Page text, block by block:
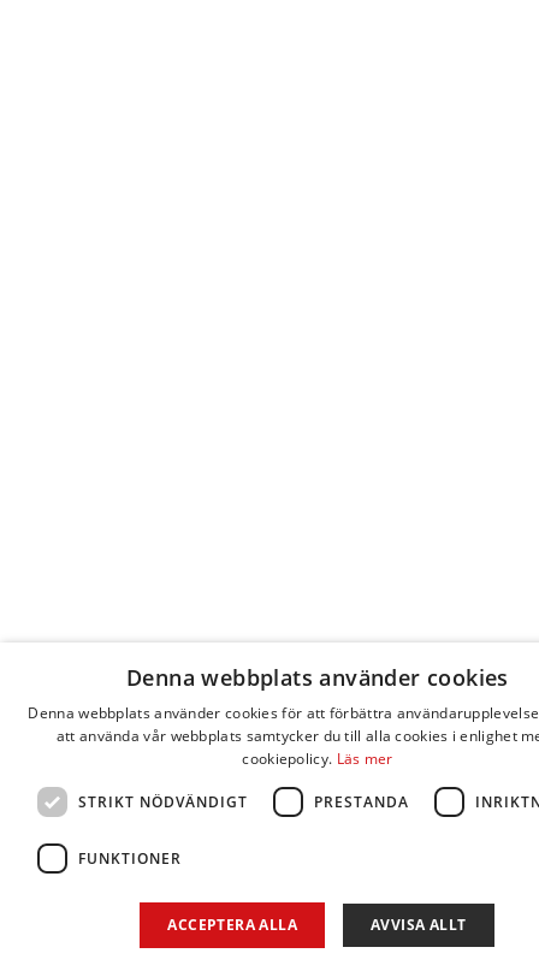
Denna webbplats använder cookies
Denna webbplats använder cookies för att förbättra
att använda vår webbplats samtycker du till alla cookies i enlighet
cookiepolicy. Läs mer
STRIKT NÖDVÄNDIGT PRESTANDA
FUNKTIONER
ACCEPTERA ALLA AVVISA ALLT